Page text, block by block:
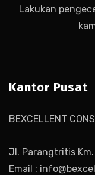
Lakukan
Kantor Pusat
BEXCELLENT
Jl. Parangtritis
Email :